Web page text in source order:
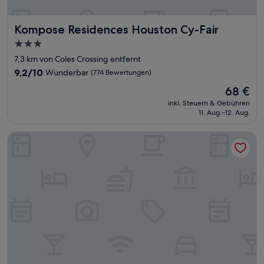
Kompose Residences Houston Cy-Fair
Kompose Residences Houston Cy-Fair
3.0-
Sterne-
Unterkunft
7,3 km von Coles Crossing entfernt
9.2
9,2/10 Wunderbar (774 Bewertungen)
Der
Preis
beträgt
68 €
inkl. Steuern & Gebühren
11. Aug.–12. Aug.